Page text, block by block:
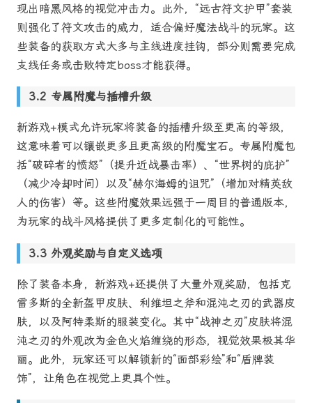
现出暗黑风格的视觉冲击力。此外，“远古符文护甲”套装
则强化了符文攻击的威力，适合偏好魔法战斗的玩家。这
些装备的获取方式大多与主线进度挂钩，部分则需要完成
支线任务或击败特定boss才能获得。
专属附魔与插槽升级
新游戏+模式允许玩家将装备的插槽升级至更高的等级，
这意味着可以镶嵌更多且更高级的附魔宝石。专属附魔包
括“破碎者的愤怒”（提升近战暴击率）、“世界树的庇护”
（减少冷却时间）以及“赫尔海姆的诅咒”（增加对精英敌
人的伤害）等。这些附魔效果远强于一周目的普通版本，
为玩家的战斗风格提供了更多定制化的可能性。
外观奖励与自定义选项
除了装备本身，新游戏+还提供了大量外观奖励，包括克
雷多斯的全新盔甲皮肤、利维坦之斧和混沌之刃的武器皮
肤，以及阿特柔斯的服装变化。其中“战神之刃”皮肤将混
沌之刃的外观改为金色火焰缠绕的形态，视觉效果极其华
丽。此外，玩家还可以解锁新的“面部彩绘”和“盾牌装
饰”，让角色在视觉上更具个性。